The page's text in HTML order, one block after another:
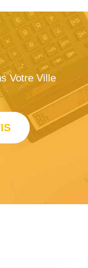
Votre Ville